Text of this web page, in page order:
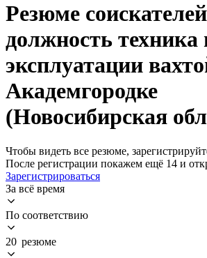
Резюме
должность техника
эксплуатации
Академгородке
(Новосибирская
Чтобы видеть все резюме,
После регистрации покажем ещё 14 и
Зарегистрироваться
За всё время
По соответствию
20 резюме